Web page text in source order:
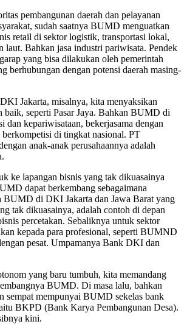
pembangunan daerah dan pelayanan
sudah saatnya BUMD menguatkan
retail di sektor logistik, transportasi lokal,
laut. Bahkan jasa industri pariwisata. Pendek
yang bisa dilakukan oleh pemerintah
berhubungan dengan potensi daerah masing-
Jakarta, misalnya, kita menyaksikan
seperti Pasar Jaya. Bahkan BUMD di
dan kepariwisataan, bekerjasama dengan
berkompetisi di tingkat nasional. PT
anak-anak perusahaannya adalah
ke lapangan bisnis yang tak dikuasainya
dapat berkembang sebagaimana
BUMD di DKI Jakarta dan Jawa Barat yang
tak dikuasainya, adalah contoh di depan
percetakan. Sebaliknya untuk sektor
kepada para profesional, seperti BUMND
pesat. Umpamanya Bank DKI dan
yang baru tumbuh, kita memandang
BUMD. Di masa lalu, bahkan
sempat mempunyai BUMD sekelas bank
BKPD (Bank Karya Pembangunan Desa).
kini.